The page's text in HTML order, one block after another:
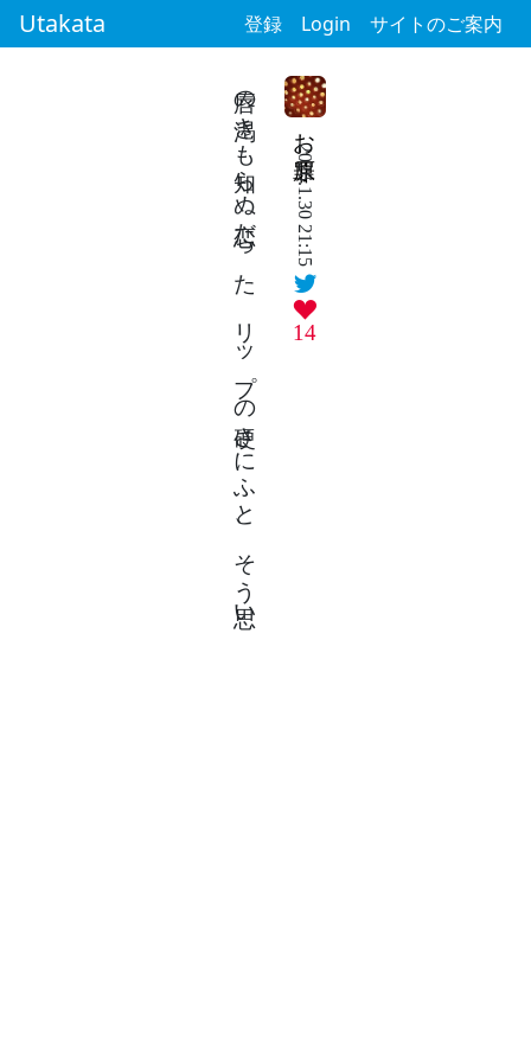
Utakata 登録 Login サイトのご案内
お原罪
2026.1.30 21:15
14
唇の渇きも知らぬ恋だった リップの硬さにふと、そう思い